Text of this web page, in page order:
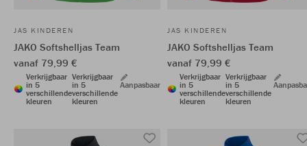
JAS KINDEREN
JAKO Softshelljas Team
vanaf 79,99 €
Verkrijgbaar
in 5
verschillende
kleuren
Verkrijgbaar
in 5
verschillende
kleuren
Aanpasbaar
JAS KINDEREN
JAKO Softshelljas Team
vanaf 79,99 €
Verkrijgbaar
in 5
verschillende
kleuren
Verkrijgbaar
in 5
verschillende
kleuren